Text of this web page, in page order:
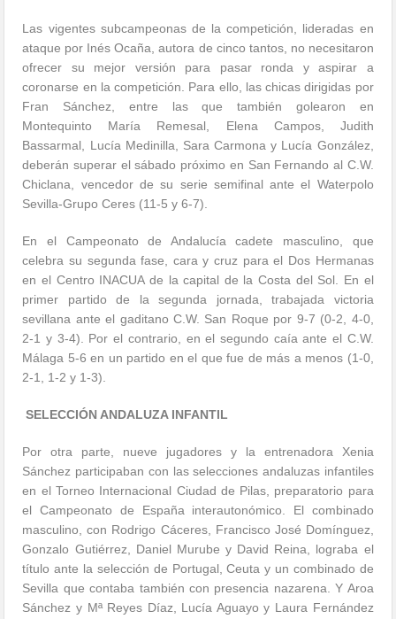
Las vigentes subcampeonas de la competición, lideradas en
ataque por Inés Ocaña, autora de cinco tantos, no necesitaron
ofrecer su mejor versión para pasar ronda y aspirar a
coronarse en la competición. Para ello, las chicas dirigidas por
Fran Sánchez, entre las que también golearon en
Montequinto María Remesal, Elena Campos, Judith
Bassarmal, Lucía Medinilla, Sara Carmona y Lucía González,
deberán superar el sábado próximo en San Fernando al C.W.
Chiclana, vencedor de su serie semifinal ante el Waterpolo
Sevilla-Grupo Ceres (11-5 y 6-7).
En el Campeonato de Andalucía cadete masculino, que
celebra su segunda fase, cara y cruz para el Dos Hermanas
en el Centro INACUA de la capital de la Costa del Sol. En el
primer partido de la segunda jornada, trabajada victoria
sevillana ante el gaditano C.W. San Roque por 9-7 (0-2, 4-0,
2-1 y 3-4). Por el contrario, en el segundo caía ante el C.W.
Málaga 5-6 en un partido en el que fue de más a menos (1-0,
2-1, 1-2 y 1-3).
SELECCIÓN ANDALUZA INFANTIL
Por otra parte, nueve jugadores y la entrenadora Xenia
Sánchez participaban con las selecciones andaluzas infantiles
en el Torneo Internacional Ciudad de Pilas, preparatorio para
el Campeonato de España interautonómico. El combinado
masculino, con Rodrigo Cáceres, Francisco José Domínguez,
Gonzalo Gutiérrez, Daniel Murube y David Reina, lograba el
título ante la selección de Portugal, Ceuta y un combinado de
Sevilla que contaba también con presencia nazarena. Y Aroa
Sánchez y Mª Reyes Díaz, Lucía Aguayo y Laura Fernández